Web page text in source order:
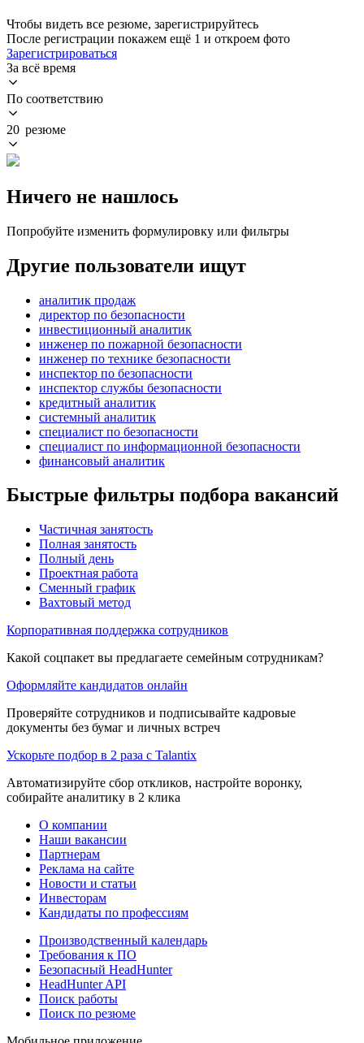
Чтобы видеть все резюме, зарегистрируйтесь
После регистрации покажем ещё 1 и откроем фото
Зарегистрироваться
За всё время
По соответствию
20 резюме
Ничего не нашлось
Попробуйте изменить формулировку или фильтры
Другие пользователи ищут
аналитик продаж
директор по безопасности
инвестиционный аналитик
инженер по пожарной безопасности
инженер по технике безопасности
инспектор по безопасности
инспектор службы безопасности
кредитный аналитик
системный аналитик
специалист по безопасности
специалист по информационной безопасности
финансовый аналитик
Быстрые фильтры подбора вакансий
Частичная занятость
Полная занятость
Полный день
Проектная работа
Сменный график
Вахтовый метод
Корпоративная поддержка сотрудников
Какой соцпакет вы предлагаете семейным сотрудникам?
Оформляйте кандидатов онлайн
Проверяйте сотрудников и подписывайте кадровые
документы без бумаг и личных встреч
Ускорьте подбор в 2 раза с Talantix
Автоматизируйте сбор откликов, настройте воронку,
собирайте аналитику в 2 клика
О компании
Наши вакансии
Партнерам
Реклама на сайте
Новости и статьи
Инвесторам
Кандидаты по профессиям
Производственный календарь
Требования к ПО
Безопасный HeadHunter
HeadHunter API
Поиск работы
Поиск по резюме